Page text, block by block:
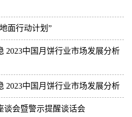
面行动计划”
2023中国月饼行业市场发展分析
2023中国月饼行业市场发展分析
谈会暨警示提醒谈话会